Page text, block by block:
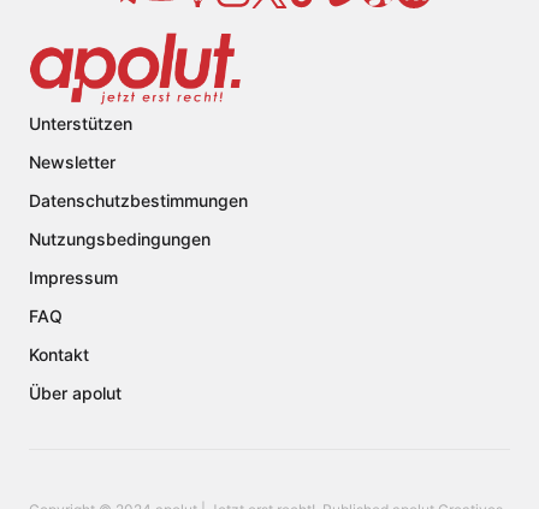
Unterstützen
Newsletter
Datenschutzbestimmungen
Nutzungsbedingungen
Impressum
FAQ
Kontakt
Über apolut